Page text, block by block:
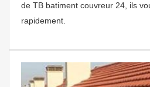
de TB batiment couvreur 24, ils
rapidement.